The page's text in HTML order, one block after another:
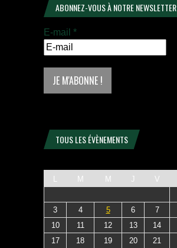
ABONNEZ-VOUS À NOTRE NEWSLETTER
E-mail *
TOUS LES ÉVÈNEMENTS
L M M J V
3
4 5 6 7
10
11 12 13 14
17
18 19 20 21